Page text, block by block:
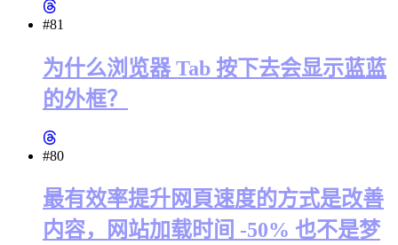
#81
为什么浏览器 Tab 按下去会显示蓝蓝
的外框？
#80
最有效率提升网頁速度的方式是改善
内容，网站加载时间 -50% 也不是梦